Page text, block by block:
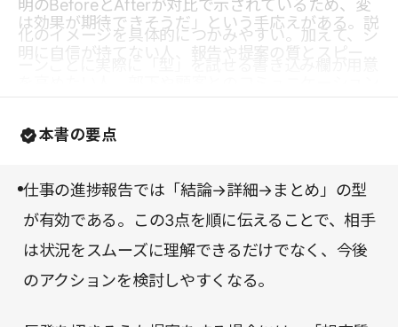
明のBeforeとAfterが対比で示されているため、変
化のイメージを具体的につかみやすい。加えて、シ
されており、読むだけでなく実践へとつなげやすい
点も特徴的である。
は効果が期待できそうだ」という手応えがある。説
明に自信が持てない人、報告や提案の質とスピード
上がり、より信頼されるビジネスパーソンになれる
本書の要点
仕事の進捗報告では「結論→詳細→まとめ」の型
が有効である。この3点を順に伝えることで、相手
は状況をスムーズに理解できるだけでなく、今後
のアクションを検討しやすくなる。